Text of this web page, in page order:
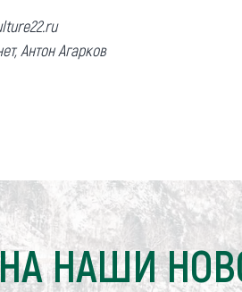
Антон Агарков
НАШИ